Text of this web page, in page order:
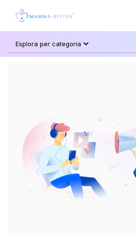
Esplora per categoria